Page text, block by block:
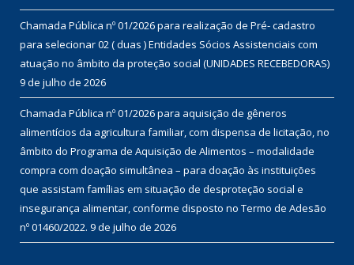
Chamada Pública nº 01/2026 para realização de Pré- cadastro
para selecionar 02 ( duas ) Entidades Sócios Assistenciais com
atuação no âmbito da proteção social (UNIDADES RECEBEDORAS)
9 de julho de 2026
Chamada Pública nº 01/2026 para aquisição de gêneros
alimentícios da agricultura familiar, com dispensa de licitação, no
âmbito do Programa de Aquisição de Alimentos – modalidade
compra com doação simultânea – para doação às instituições
que assistam famílias em situação de desproteção social e
insegurança alimentar, conforme disposto no Termo de Adesão
nº 01460/2022. 9 de julho de 2026